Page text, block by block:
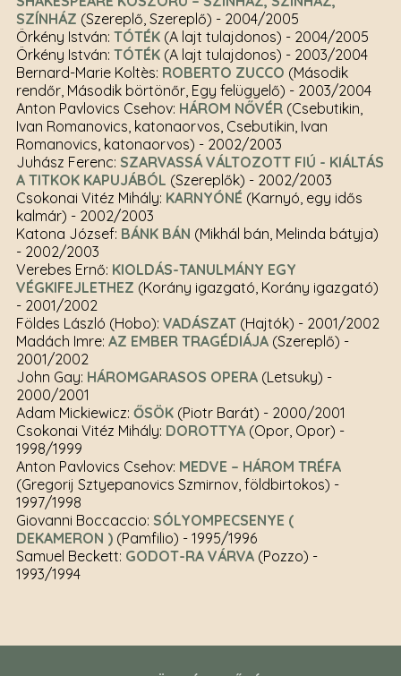
SZÍNHÁZ (Szereplő, Szereplő) - 2004/2005
Örkény István: TÓTÉK(A lajt tulajdonos) - 2004/2005
Örkény István: TÓTÉK(A lajt tulajdonos) - 2003/2004
Bernard-Marie Koltès: ROBERTO ZUCCO (Második
rendőr, Második börtönőr, Egy felügyelő) - 2003/2004
Anton Pavlovics Csehov: HÁROM NŐVÉR(Csebutikin,
Ivan Romanovics, katonaorvos, Csebutikin, Ivan
Romanovics, katonaorvos) - 2002/2003
Juhász Ferenc: SZARVASSÁ VÁLTOZOTT FIÚ - KIÁLTÁS
A TITKOK KAPUJÁBÓL (Szereplők) - 2002/2003
Csokonai Vitéz Mihály: KARNYÓNÉ (Karnyó, egy idős
kalmár) - 2002/2003
Katona József: BÁNK BÁN (Mikhál bán, Melinda bátyja)
- 2002/2003
Verebes Ernő: KIOLDÁS-TANULMÁNY EGY
VÉGKIFEJLETHEZ (Korány igazgató, Korány igazgató)
- 2001/2002
Földes László (Hobo): VADÁSZAT(Hajtók) - 2001/2002
Madách Imre: AZ EMBER TRAGÉDIÁJA(Szereplő) -
2001/2002
John Gay: HÁROMGARASOS OPERA(Letsuky) -
2000/2001
Adam Mickiewicz: ŐSÖK(Piotr Barát) - 2000/2001
Csokonai Vitéz Mihály: DOROTTYA(Opor, Opor) -
1998/1999
Anton Pavlovics Csehov: MEDVE – HÁROM TRÉFA
(Gregorij Sztyepanovics Szmirnov, földbirtokos) -
1997/1998
Giovanni Boccaccio: SÓLYOMPECSENYE (
DEKAMERON )(Pamfilio) - 1995/1996
Samuel Beckett: GODOT-RA VÁRVA(Pozzo) -
1993/1994